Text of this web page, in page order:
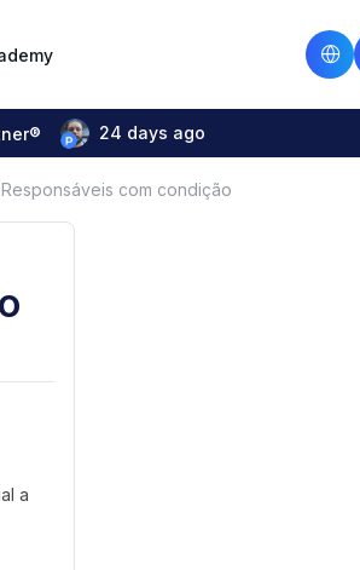
24 days ago
com condição
a